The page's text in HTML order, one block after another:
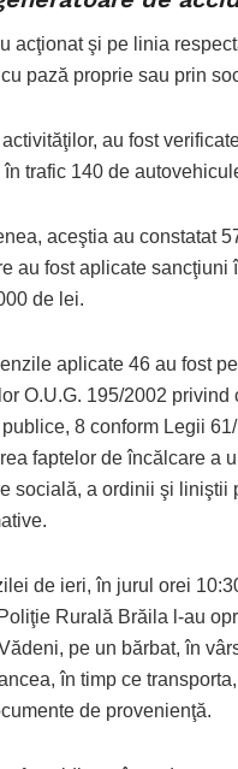
acţionat şi pe linia
pază proprie sau prin
au fost
în trafic 140 de
aceştia au constatat
au fost aplicate sancţiuni
de lei.
aplicate 46 au fost
O.U.G. 195/2002 privind
8 conform Legii
faptelor de încălcare a
socială, a ordinii şi liniştii
de ieri, în jurul orei
Rurală Brăila l-au
pe un bărbat, în
în timp ce
de provenienţă.